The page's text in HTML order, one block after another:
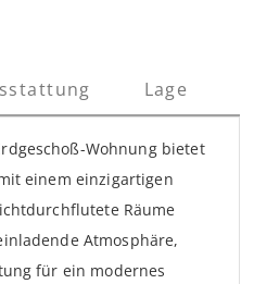
Lage
Wohnung bietet
einem einzigartigen
Räume
Atmosphäre,
für ein modernes